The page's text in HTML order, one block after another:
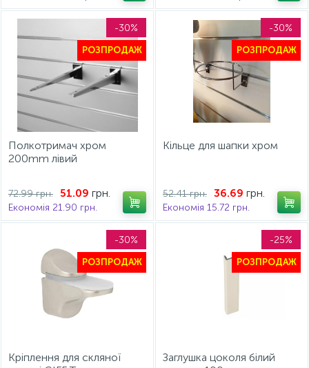
-30%
РОЗПРОДАЖ
Полкотримач хром
200mm лівий
51.09 грн.
72.99 грн.
Економія 21.90 грн.
-30%
РОЗПРОДАЖ
Кільце для шапки хром
36.69 грн.
52.41 грн.
Економія 15.72 грн.
-30%
РОЗПРОДАЖ
Кріплення для скляної
-25%
РОЗПРОДАЖ
Заглушка цоколя білий